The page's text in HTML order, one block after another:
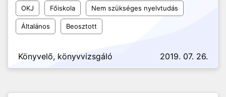
OKJ Főiskola Nem szükséges nyelvtudás
Általános Beosztott
Könyvelő, könyvvizsgáló 2019. 07. 26.